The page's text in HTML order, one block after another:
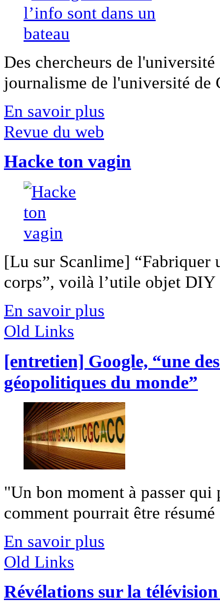
Des chercheurs de
journalisme de l'université
En savoir plus
Revue du web
Hacke ton vagin
[Lu sur Scanlime] “Fabriquer
corps”, voilà l’utile objet
En savoir plus
Old Links
[entretien] Google, “une
géopolitiques du monde”
"Un bon moment à passer
comment pourrait être
En savoir plus
Old Links
Révélations sur la